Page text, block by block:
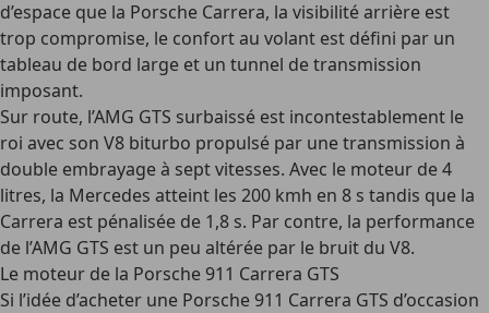
d’espace que la Porsche Carrera, la visibilité arrière est
trop compromise, le confort au volant est défini par un
tableau de bord large et un tunnel de transmission
imposant.
Sur route, l’AMG GTS surbaissé est incontestablement le
roi avec son V8 biturbo propulsé par une transmission à
double embrayage à sept vitesses. Avec le moteur de 4
litres, la Mercedes atteint les 200 kmh en 8 s tandis que la
Carrera est pénalisée de 1,8 s. Par contre, la performance
de l’AMG GTS est un peu altérée par le bruit du V8.
Le moteur de la Porsche 911 Carrera GTS
Si l’idée d’acheter une Porsche 911 Carrera GTS d’occasion